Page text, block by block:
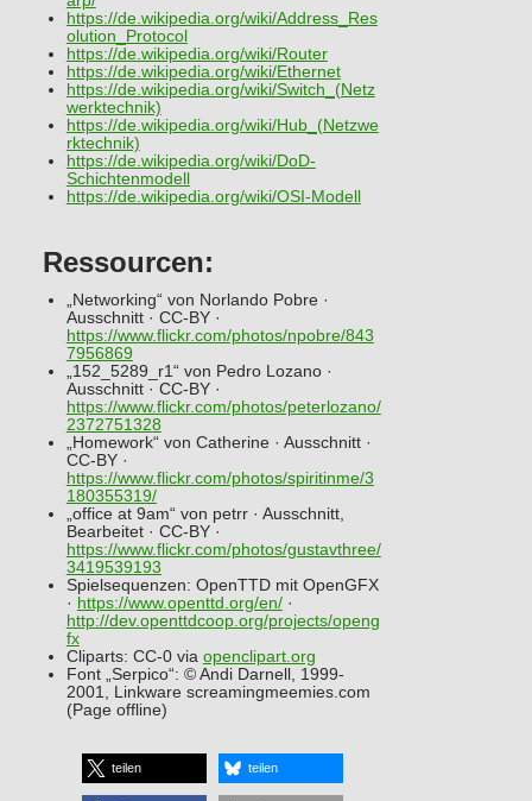
https://de.wikipedia.org/wiki/Address_Res
olution_Protocol
https://de.wikipedia.org/wiki/Router
https://de.wikipedia.org/wiki/Ethernet
https://de.wikipedia.org/wiki/Switch_(Netz
werktechnik)
https://de.wikipedia.org/wiki/Hub_(Netzwe
rktechnik)
https://de.wikipedia.org/wiki/DoD-
Schichtenmodell
https://de.wikipedia.org/wiki/OSI-Modell
Ressourcen:
„Networking“ von Norlando Pobre ·
Ausschnitt · CC-BY ·
https://www.flickr.com/photos/npobre/843
7956869
„152_5289_r1“ von Pedro Lozano ·
Ausschnitt · CC-BY ·
https://www.flickr.com/photos/peterlozano/
2372751328
„Homework“ von Catherine · Ausschnitt ·
CC-BY ·
https://www.flickr.com/photos/spiritinme/3
180355319/
„office at 9am“ von petrr · Ausschnitt,
Bearbeitet · CC-BY ·
https://www.flickr.com/photos/gustavthree/
3419539193
Spielsequenzen: OpenTTD mit OpenGFX
· https://www.openttd.org/en/·
http://dev.openttdcoop.org/projects/openg
fx
Cliparts: CC-0 via openclipart.org
Font „Serpico“: © Andi Darnell, 1999-
2001, Linkware screamingmeemies.com
(Page offline)
teilen teilen